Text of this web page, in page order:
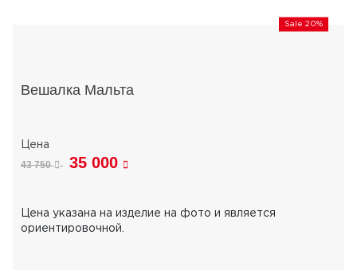
Sale 20%
Вешалка Мальта
43 750 35 000
Цена указана на изделие на фото и является
ориентировочной.